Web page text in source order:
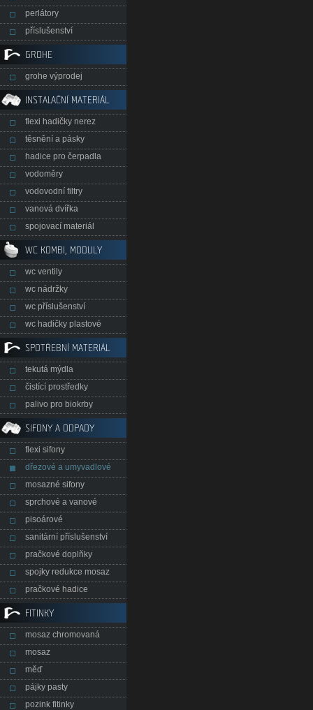
perlátory
příslušenství
GROHE
grohe výprodej
INSTALAČNÍ MATERIÁL
flexi hadičky nerez
těsnění a pásky
hadice pro čerpadla
vodoměry
vodovodní filtry
vanová dvířka
spojovací materiál
WC KOMBI, MODULY
wc ventily
wc nádržky
wc příslušenství
wc hadičky plastové
SPOTŘEBNÍ MATERIÁL
tekutá mýdla
čistící prostředky
palivo pro biokrby
SIFONY A ODPADY
flexi sifony
dřezové a umyvadlové
mosazné sifony
sprchové a vanové
pisoárové
sanitární příslušenství
pračkové doplňky
spojky redukce mosaz
pračkové hadice
FITINKY
mosaz chromovaná
mosaz
měď
pájky pasty
pozink fitinky